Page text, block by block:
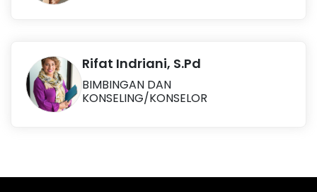
Rifat Indriani, S.Pd
BIMBINGAN DAN
KONSELING/KONSELOR